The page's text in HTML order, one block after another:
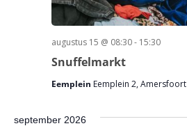
Snuffelmarkt
augustus 15 @ 08:30- 15:30
Eemplein Eemplein 2, Amersfoort
september 2026